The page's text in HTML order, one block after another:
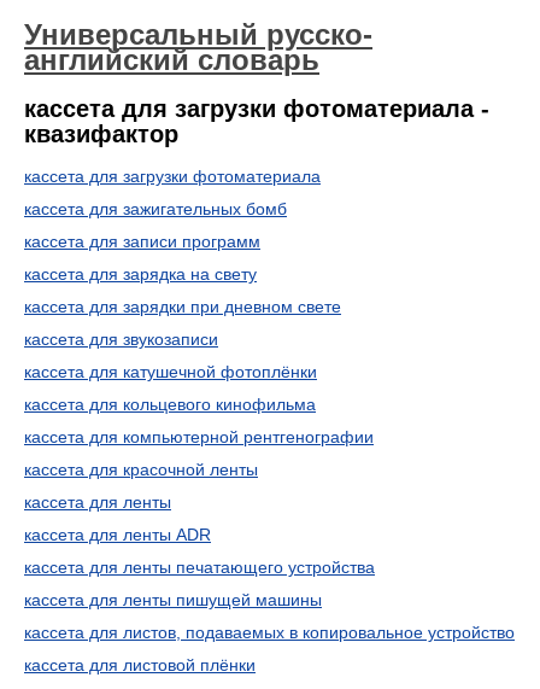
Универсальный русско-
английский словарь
кассета для загрузки фотоматериала -
квазифактор
кассета для загрузки фотоматериала
кассета для зажигательных бомб
кассета для записи программ
кассета для зарядка на свету
кассета для зарядки при дневном свете
кассета для звукозаписи
кассета для катушечной фотоплёнки
кассета для кольцевого кинофильма
кассета для компьютерной рентгенографии
кассета для красочной ленты
кассета для ленты
кассета для ленты ADR
кассета для ленты печатающего устройства
кассета для ленты пишущей машины
кассета для листов, подаваемых в копировальное устройство
кассета для листовой плёнки